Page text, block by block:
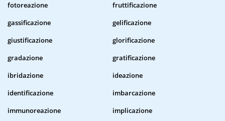
fotoreazione
fruttificazione
gassificazione
gelificazione
giustificazione
glorificazione
gradazione
gratificazione
ibridazione
ideazione
identificazione
imbarcazione
immunoreazione
implicazione